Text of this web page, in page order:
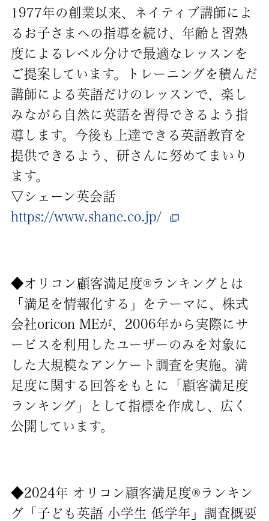
1977年の創業以来、ネイティブ講師によ
るお子さまへの指導を続け、年齢と習熟
度によるレベル分けで最適なレッスンを
ご提案しています。トレーニングを積んだ
講師による英語だけのレッスンで、楽し
みながら自然に英語を習得できるよう指
導します。今後も上達できる英語教育を
提供できるよう、研さんに努めてまいり
ます。
▽シェーン英会話
https://www.shane.co.jp/
◆オリコン顧客満足度®ランキングとは
「満足を情報化する」をテーマに、株式
会社oricon MEが、2006年から実際にサ
ービスを利用したユーザーのみを対象に
した大規模なアンケート調査を実施。満
足度に関する回答をもとに「顧客満足度
ランキング」として指標を作成し、広く
公開しています。
◆2024年 オリコン顧客満足度®ランキン
グ「子ども英語 小学生 低学年」調査概要